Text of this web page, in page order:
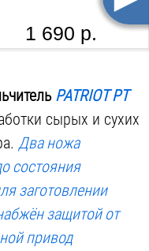
1 690 р.
4 450 р.
PATRIOT PT
сырых и сухих
Два ножа
состояния
заготовлении
защитой от
привод